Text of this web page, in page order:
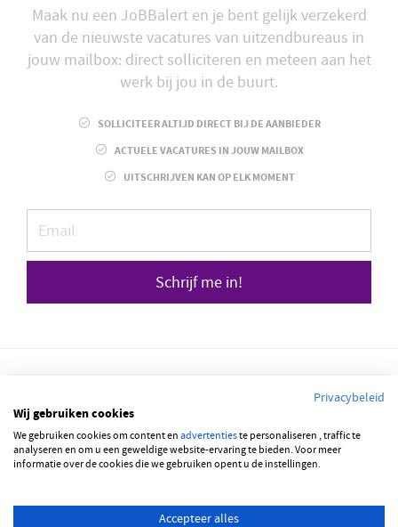
Maak nu een JoBBalert en je bent gelijk verzekerd
van de nieuwste vacatures van uitzendbureaus in
jouw mailbox: direct solliciteren en meteen aan het
werk bij jou in de buurt.
SOLLICITEER ALTIJD DIRECT BIJ DE AANBIEDER
ACTUELE VACATURES IN JOUW MAILBOX
UITSCHRIJVEN KAN OP ELK MOMENT
Schrijf me in!
© 2026 JOBBSQUARE
NEDERLANDS ENGLISH
Privacybeleid
Wij gebruiken cookies
We gebruiken cookies om content en advertentieste personaliseren , traffic te
analyseren en om u een geweldige website-ervaring te bieden. Voor meer
informatie over de cookies die we gebruiken opent u de instellingen.
Accepteer alles